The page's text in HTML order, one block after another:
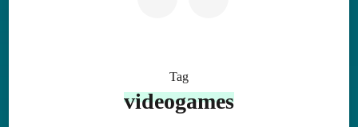
Tag
videogames